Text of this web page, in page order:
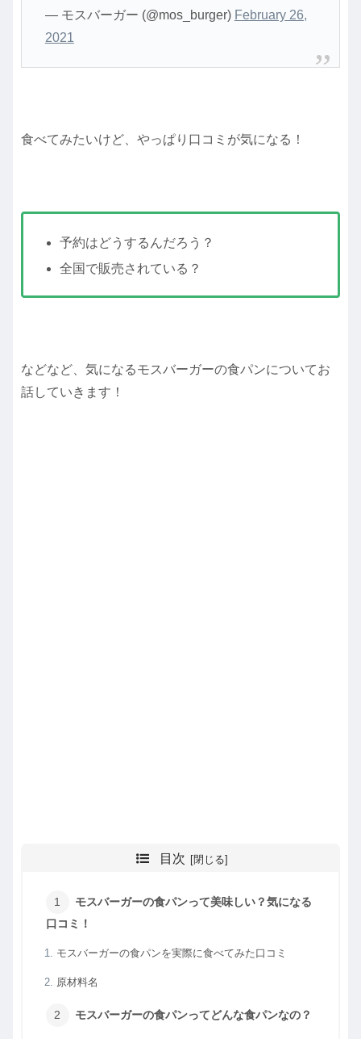
— モスバーガー (@mos_burger) February 26,
2021
食べてみたいけど、やっぱり口コミが気になる！
予約はどうするんだろう？
全国で販売されている？
などなど、気になるモスバーガーの食パンについてお
話していきます！
目次
モスバーガーの食パンって美味しい？気になる
口コミ！
モスバーガーの食パンを実際に食べてみた口コミ
原材料名
モスバーガーの食パンってどんな食パンなの？